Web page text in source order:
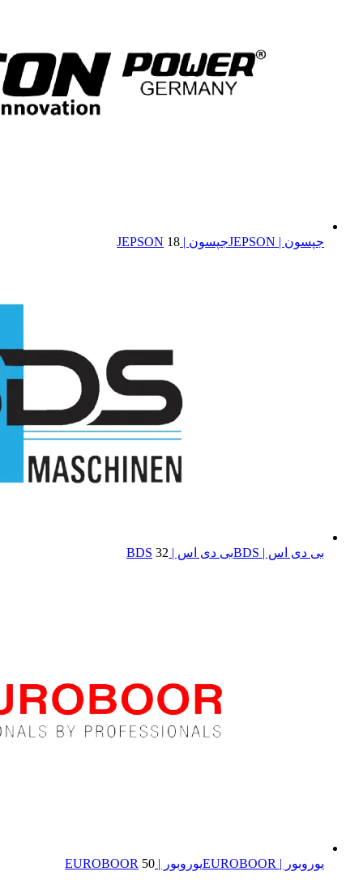
جپسون | JEPSON جپسون | JEPSON 18
بی دی اس | BDS بی دی اس | BDS 32
یوروبور | EUROBOOR یوروبور | EUROBOOR 50